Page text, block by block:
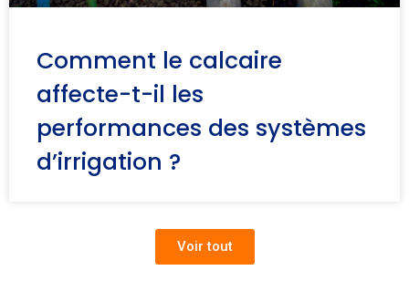
Comment le calcaire
affecte-t-il les
performances des systèmes
d’irrigation ?
Voir tout